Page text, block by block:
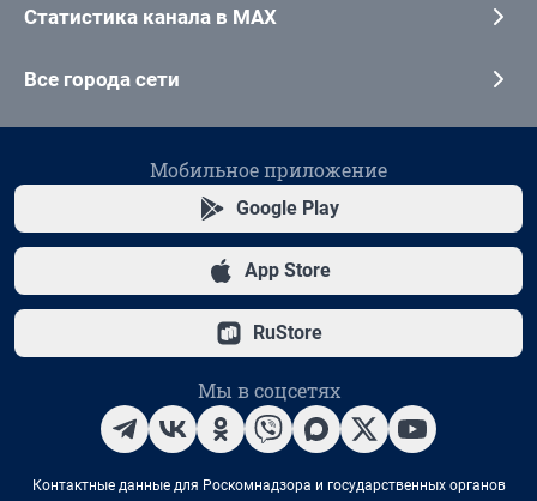
Статистика канала в MAX
Все города сети
Мобильное приложение
Google Play
App Store
RuStore
Мы в соцсетях
Контактные данные для Роскомнадзора и государственных органов